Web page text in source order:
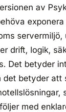
av
drift, logik,
Det betyder
betyder att
med